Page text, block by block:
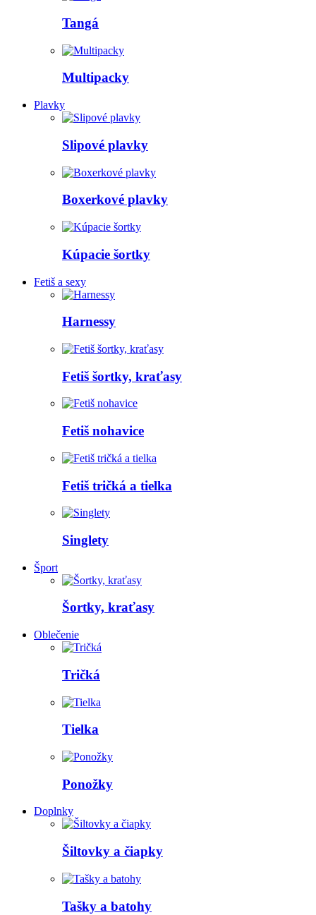
Tangá
Multipacky
Plavky
Slipové plavky
Boxerkové plavky
Kúpacie šortky
Fetiš a sexy
Harnessy
Fetiš šortky, kraťasy
Fetiš nohavice
Fetiš tričká a tielka
Singlety
Šport
Šortky, kraťasy
Oblečenie
Tričká
Tielka
Ponožky
Doplnky
Šiltovky a čiapky
Tašky a batohy